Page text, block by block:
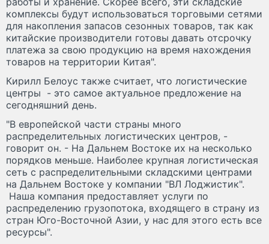
комплексы будут использоваться торговыми сетями
для накопления запасов сезонных товаров, так как
китайские производители готовы давать отсрочку
платежа за свою продукцию на время нахождения
товаров на территории Китая".
Кирилл Белоус также считает, что логистические
центры - это самое актуальное предложение на
сегодняшний день.
"В европейской части страны много
распределительных логистических центров, -
говорит он. - На Дальнем Востоке их на несколько
порядков меньше. Наиболее крупная логистическая
сеть с распределительными складскими центрами
на Дальнем Востоке у компании "ВЛ Лоджистик".
Наша компания предоставляет услуги по
распределению грузопотока, входящего в страну из
стран Юго-Восточной Азии, у нас для этого есть все
ресурсы".